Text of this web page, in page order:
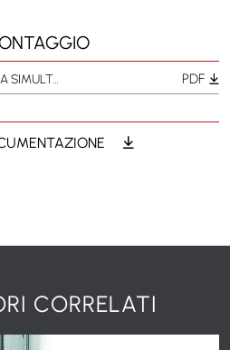
CLASSIC – KIT APERTURA SIMULTANEA PDF
CORRELATI